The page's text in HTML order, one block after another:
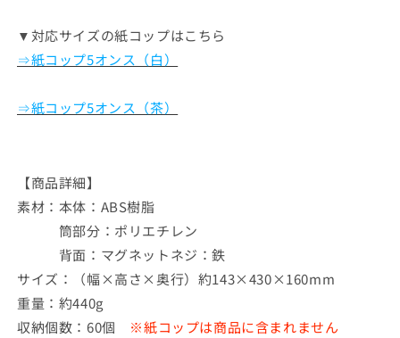
▼対応サイズの紙コップはこちら
⇒紙コップ5オンス（白）
⇒紙コップ5オンス（茶）
【商品詳細】
素材： 本体：ABS樹脂
筒部分：ポリエチレン
背面：マグネットネジ：鉄
サイズ：（幅×高さ×奥行）約143×430×160mm
重量：約440g
収納個数：60個 ※紙コップは商品に含まれません